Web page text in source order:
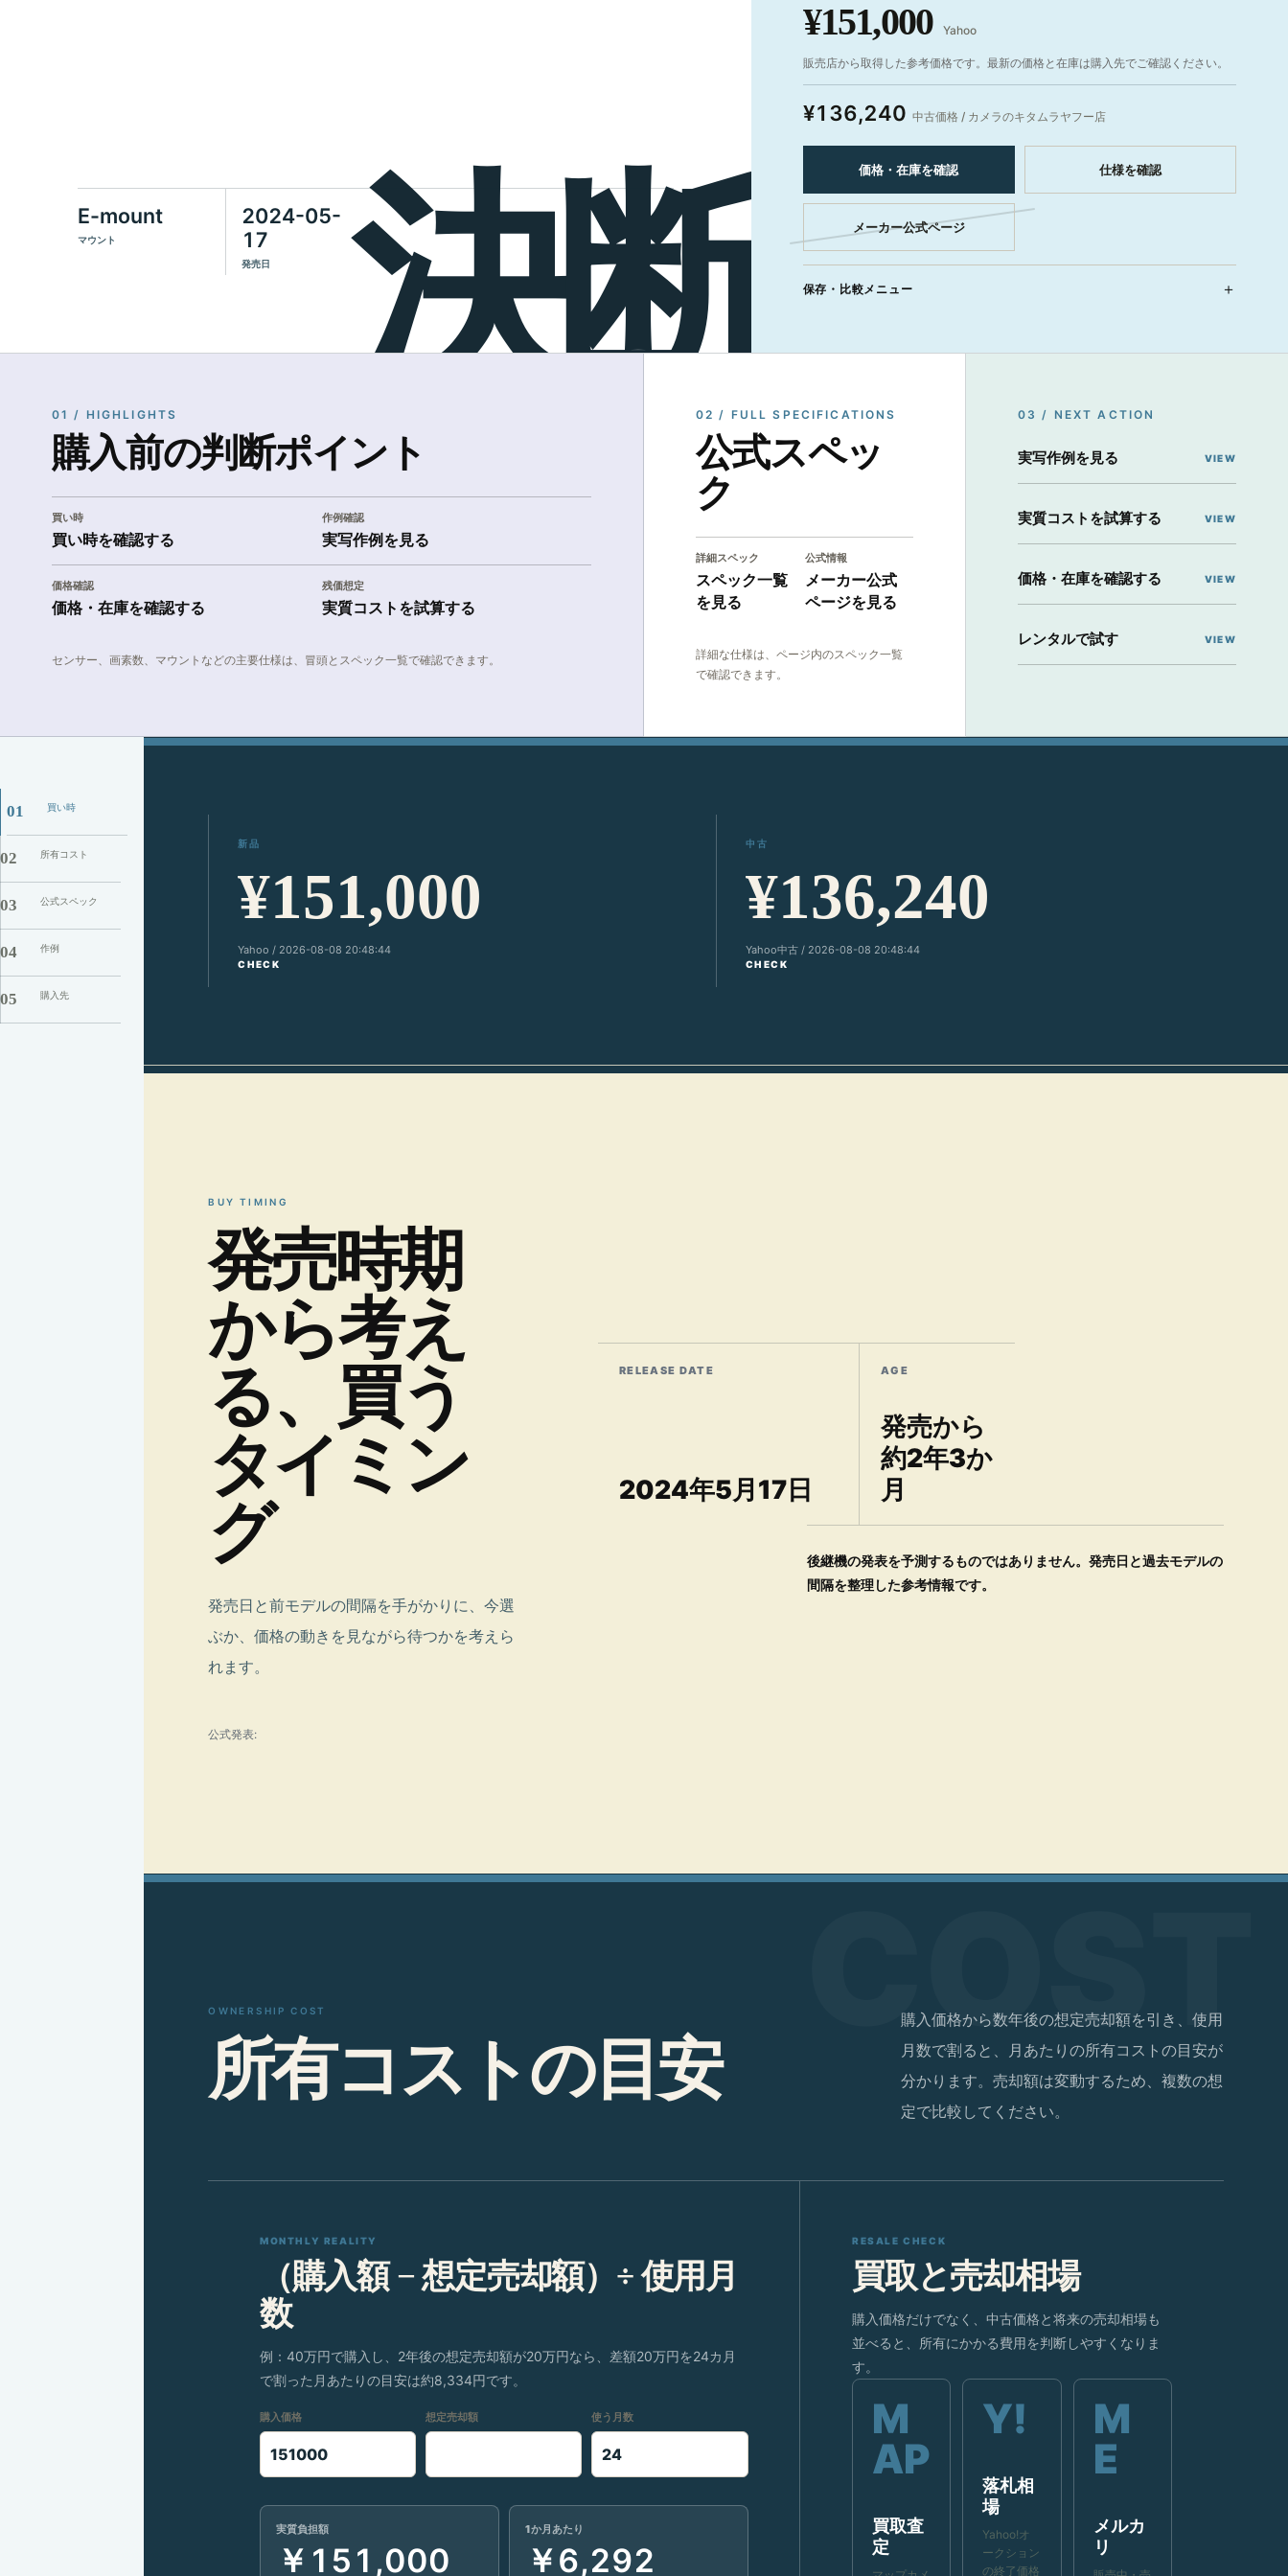
E-mount
マウント
2024-05-
17
発売日
¥151,000 Yahoo
販売店から取得した参考価格です。最新の価格と在庫は購入先でご確認ください。
¥136,240 中古価格 / カメラのキタムラヤフー店
価格・在庫を確認 仕様を確認
メーカー公式ページ
保存・比較メニュー
01 / HIGHLIGHTS
購入前の判断ポイント
買い時
買い時を確認する
作例確認
実写作例を見る
価格確認
価格・在庫を確認する
残価想定
実質コストを試算する
センサー、画素数、マウントなどの主要仕様は、冒頭とスペック一覧で確認できます。
02 / FULL SPECIFICATIONS
公式スペッ
ク
詳細スペック
スペック一覧
を見る
公式情報
メーカー公式
ページを見る
詳細な仕様は、ページ内のスペック一覧
で確認できます。
03 / NEXT ACTION
実写作例を見る
実質コストを試算する
価格・在庫を確認する
レンタルで試す
01 買い時
02 所有コスト
03 公式スペック
04 作例
05 購入先
新品
¥151,000
Yahoo / 2026-08-08 20:48:44
CHECK
中古
¥136,240
Yahoo中古 / 2026-08-08 20:48:44
CHECK
BUY TIMING
発売時期
から考え
る、 買う
タイ ミ ン
グ
発売日と前モデルの間隔を手がかりに、今選
ぶか、価格の動きを見ながら待つかを考えら
れます。
公式発表:
RELEASE DATE
2024年5月17日
AGE
発売から
約2年3か
月
後継機の発表を予測するものではありません。発売日と過去モデルの
間隔を整理した参考情報です。
OWNERSHIP COST
所有コス トの目 安
購入価格から数年後の想定売却額を引き、使用
月数で割ると、月あたりの所有コストの目安が
分かります。売却額は変動するため、複数の想
定で比較してください。
MONTHLY REALITY
（購入額 − 想定売却額）÷ 使用月
数
例：40万円で購入し、2年後の想定売却額が20万円なら、差額20万円を24カ月
で割った月あたりの目安は約8,334円です。
購入価格 想定売却額 使う月数
実質負担額
￥151,000
1か月あたり
￥6,292
RESALE CHECK
買取と売却相場
購入価格だけでなく、中古価格と将来の売却相場も
並べると、所有にかかる費用を判断しやすくなりま
す。
買取査
定
落札相
場
Yahoo!オ
ークション
の終了価格
メルカ
リ